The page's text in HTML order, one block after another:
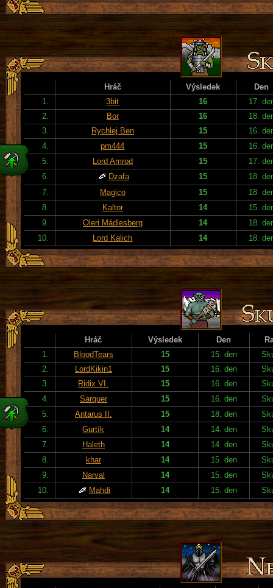
Hráč Výsledek
Den
1.
3bit 16
17.
2.
Bor 16
18.
3.
Rychlej Ben 15
16.
4.
pm444 15
16.
5.
Lord Amrod 15
17.
6.
Dzafa 15
18.
7.
Magico 15
18.
8.
Kaltor 14
15.
9.
Oleri Mádlesberg 14
18.
10.
Lord Kalich 14 18.
Hráč Výsledek Den
1.
BloodTears 15 15. den
2.
LordKikin1 15 16. den
3.
Ridix VI. 15 16. den
4.
Sarquer 15 16. den
5.
Antarus II. 15 18. den
6.
Gurtík 14 14. den
7.
Haleth 14 14. den
8.
khar 14 15. den
9.
Narval 14 15. den
10.
Mahdi 14 15. den